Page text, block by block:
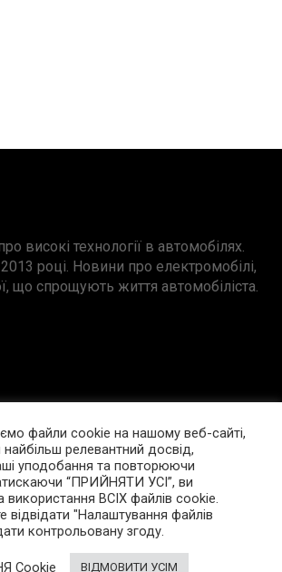
високі технології в автомобілях.
році. Новини про електромобілі,
що спрощують життя автомобіліста.
матеріалів
instagramyoutube tumblr linkedin
файли cookie на нашому веб-сайті,
релевантний досвід,
уподобання та повторюючи
“ПРИЙНЯТИ УСІ”, ви
використання ВСІХ файлів cookie.
"Налаштування файлів
контрольовану згоду.
Cookie ВІДМОВИТИ УСІМ